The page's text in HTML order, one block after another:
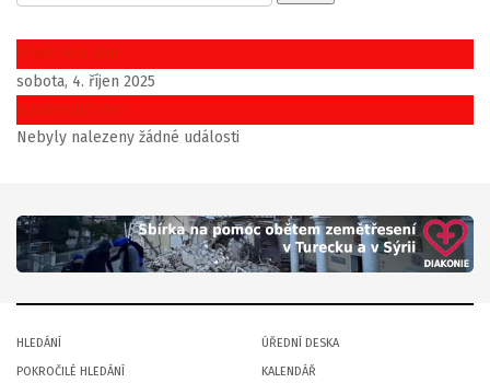
Předchozí den
sobota, 4. říjen 2025
Následující den
Nebyly nalezeny žádné události
HLEDÁNÍ
POKROČILÉ HLEDÁNÍ
ÚŘEDNÍ DESKA
KALENDÁŘ